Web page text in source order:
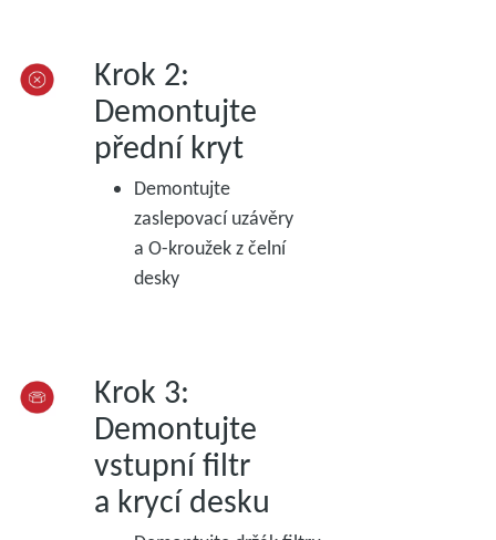
Krok 2:
Demontujte
přední kryt
Demontujte
zaslepovací uzávěry
a O-kroužek z čelní
desky
Krok 3:
Demontujte
vstupní filtr
a krycí desku